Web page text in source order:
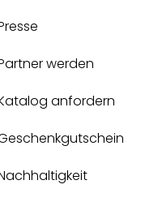
werden
anfordern